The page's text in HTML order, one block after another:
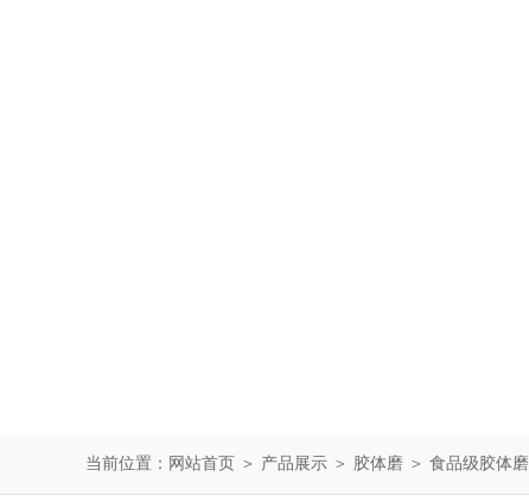
当前位置： 网站首页 ＞ 产品展示 ＞ 胶体磨 ＞ 食品级胶体磨